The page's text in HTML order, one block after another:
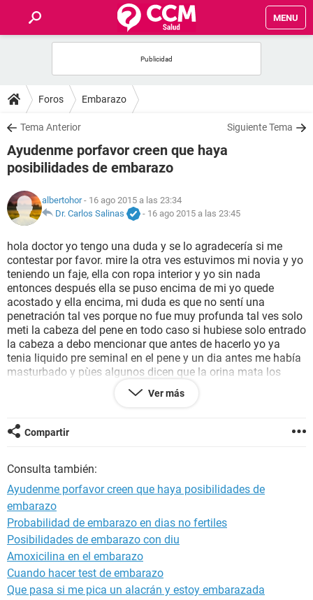
MENU
FOROS
SALUD
FAMILIA
NUTRICIÓN
SEXUALIDAD
GLOSARIO
Foros Embarazo
Tema Anterior Siguiente Tema
Ayudenme porfavor creen que haya
posibilidades de embarazo
albertohor- 16 ago 2015 a las 23:34
Dr. Carlos Salinas
- 16 ago 2015 a las 23:45
hola doctor yo tengo una duda y se lo agradecería si me
contestar por favor. mire la otra ves estuvimos mi novia y yo
teniendo un faje, ella con ropa interior y yo sin nada
entonces después ella se puso encima de mi yo quede
acostado y ella encima, mi duda es que no sentí una
penetración tal ves porque no fue muy profunda tal ves solo
meti la cabeza del pene en todo caso si hubiese solo entrado
la cabeza a debo mencionar que antes de hacerlo yo ya
tenia liquido pre seminal en el pene y un dia antes me había
masturbado y pùes algunos dicen que la orina mata los
espermas entonces usted cree que durante el transcurso del
dia las veces que orine aya matado los esperamas que
seminal ya no tenia tantos espermas, ahora la pregunta es
usted cree que haya riesgo de embarazo si tal ves solo meti
teniendo pzz el calzón mmm en realidad solo fue como un
minuto. aa y pzz cre que ese dia estaba en sus dias fertiles
no en ovulacion en realidad creo que faltaba 2 dias para la
ovulacion deverdad si me respondiera se lo agradeceria
mucho porfavor
Ver más
Compartir
Consulta también:
Ayudenme porfavor creen que haya posibilidades de
embarazo
Probabilidad de embarazo en dias no fertiles
Posibilidades de embarazo con diu
Amoxicilina en el embarazo
Cuando hacer test de embarazo
Que pasa si me pica un alacrán y estoy embarazada